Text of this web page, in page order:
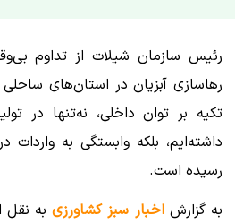
رئیس سازمان شیلات از تداوم
رهاسازی آبزیان در استان‌های ساحلی
تکیه بر توان داخلی، نه‌تنها در
داشته‌ایم، بلکه وابستگی به
رسیده است.
به گزارشاخبار سبز کشاورزیبه نقل